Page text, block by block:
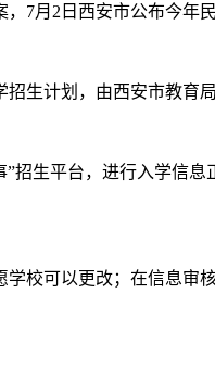
7月2日西安市公布今年
生计划，由西安市教育
生平台，进行入学信
校可以更改；在信息审